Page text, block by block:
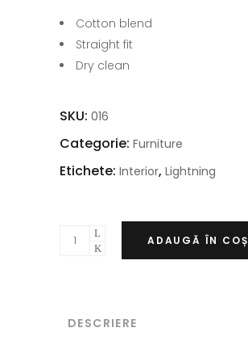
Cotton blend
Straight fit
Dry clean
SKU: 016
Categorie: Furniture
Etichete: Interior, Lightning
ADAUGĂ ÎN COȘ
DESCRIERE